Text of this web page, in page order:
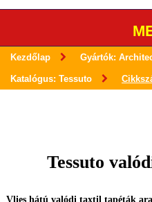
Kezdőlap Gyártók:
Katalógus: Tessuto
Tessuto
Vlies hátú valódi taxtil tapéták